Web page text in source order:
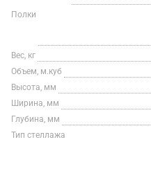
Полки
Вес, кг
Объем, м.куб
Высота, мм
Ширина, мм
Глубина, мм
Тип стеллажа